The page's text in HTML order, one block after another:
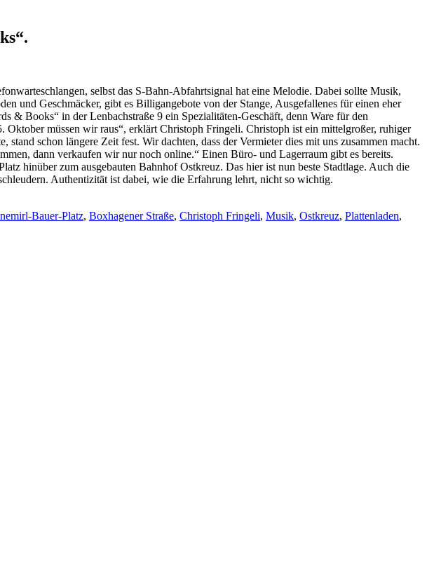
selbst das S-Bahn-Abfahrtsignal hat eine Melodie. Dabei sollte Musik,
und Geschmäcker, gibt es Billigangebote von der Stange, Ausgefallenes für einen eher
& Books“ in der Lenbachstraße 9 ein Spezialitäten-Geschäft, denn Ware für den
müssen wir raus“, erklärt Christoph Fringeli. Christoph ist ein mittelgroßer, ruhiger
schon längere Zeit fest. Wir dachten, dass der Vermieter dies mit uns zusammen macht.
dann verkaufen wir nur noch online.“ Einen Büro- und Lagerraum gibt es bereits.
hinüber zum ausgebauten Bahnhof Ostkreuz. Das hier ist nun beste Stadtlage. Auch die
Authentizität ist dabei, wie die Erfahrung lehrt, nicht so wichtig.
Bauer-Platz, Boxhagener Straße, Christoph Fringeli, Musik, Ostkreuz, Plattenladen,